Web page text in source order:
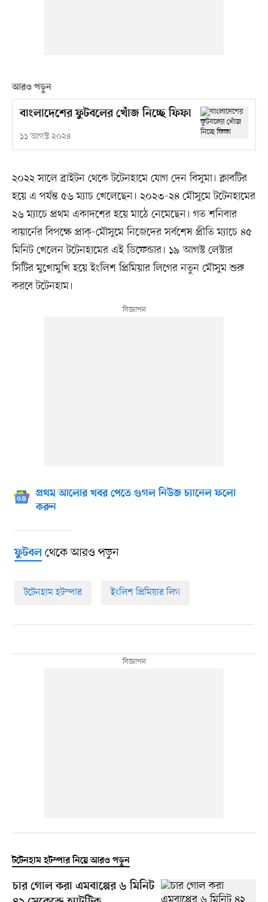
আরও পড়ুন
বাংলাদেশের ফুটবলের খোঁজ নিচ্ছে ফিফা
১১ আগস্ট ২০২৪
২০২২ সালে ব্রাইটন থেকে টটেনহামে যোগ দেন বিসুমা। ক্লাবটির
হয়ে এ পর্যন্ত ৫৬ ম্যাচ খেলেছেন। ২০২৩-২৪ মৌসুমে টটেনহামের
২৬ ম্যাচে প্রথম একাদশের হয়ে মাঠে নেমেছেন। গত শনিবার
বায়ার্নের বিপক্ষে প্রাক্‌-মৌসুমে নিজেদের সর্বশেষ প্রীতি ম্যাচে ৪৫
মিনিট খেলেন টটেনহামের এই ডিফেন্ডার। ১৯ আগস্ট লেস্টার
সিটির মুখোমুখি হয়ে ইংলিশ প্রিমিয়ার লিগের নতুন মৌসুম শুরু
করবে টটেনহাম।
প্রথম আলোর খবর পেতে গুগল নিউজ চ্যানেল ফলো
করুন
ফুটবলথেকে আরও পড়ুন
টটেনহাম হটস্পার ইংলিশ প্রিমিয়ার লিগ
টটেনহাম হটস্পার নিয়ে আরও পড়ুন
চার গোল করা এমবাপ্পের ৬ মিনিট